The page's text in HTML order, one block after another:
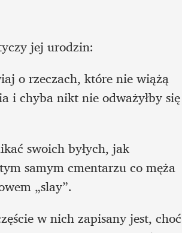
jej urodzin:
o rzeczach, które nie wiążą
i chyba nikt nie odważyłby się
swoich byłych, jak
samym cmentarzu co męża
„slay”.
w nich zapisany jest, choć